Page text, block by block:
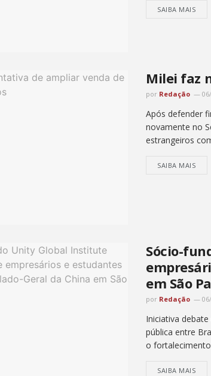
SAIBA MAIS
Milei faz
por Redação
Após defender
novamente no
estrangeiros
SAIBA MAIS
Sócio-
em São
por Redação
Iniciativa
pública entre
o
SAIBA MAIS